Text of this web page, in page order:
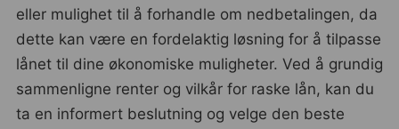
eller mulighet til å forhandle om nedbetalingen, da
dette kan være en fordelaktig løsning for å tilpasse
lånet til dine økonomiske muligheter. Ved å grundig
sammenligne renter og vilkår for raske lån, kan du
ta en informert beslutning og velge den beste